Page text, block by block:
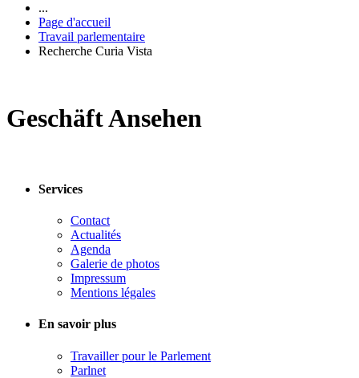
...
Page d'accueil
Travail parlementaire
Recherche Curia Vista
Geschäft Ansehen
Services
Contact
Actualités
Agenda
Galerie de photos
Impressum
Mentions légales
En savoir plus
Travailler pour le Parlement
Parlnet